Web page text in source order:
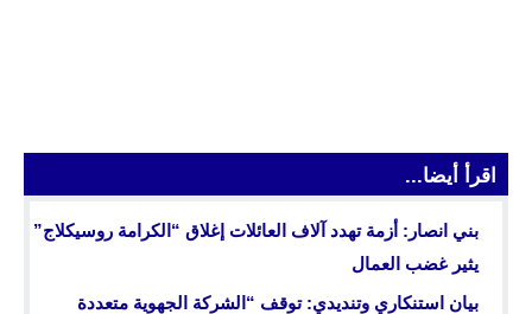
اقرأ أيضا...
بني انصار: أزمة تهدد آلاف العائلات إغلاق “الكرامة روسيكلاج”
يثير غضب العمال
بيان استنكاري وتنديدي: توقف “الشركة الجهوية متعددة